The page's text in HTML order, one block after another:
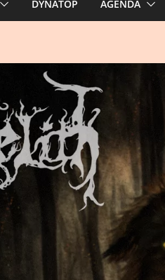
DYNATOP AGENDA